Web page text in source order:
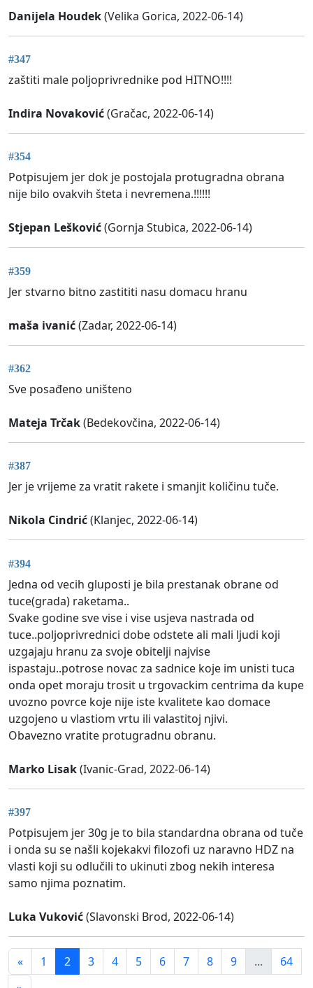
Danijela Houdek(Velika Gorica, 2022-06-14)
#347
zaštiti male poljoprivrednike pod HITNO!!!!
Indira Novaković(Gračac, 2022-06-14)
#354
Potpisujem jer dok je postojala protugradna obrana
nije bilo ovakvih šteta i nevremena.!!!!!!
Stjepan Lešković(Gornja Stubica, 2022-06-14)
#359
Jer stvarno bitno zastititi nasu domacu hranu
maša ivanić(Zadar, 2022-06-14)
#362
Sve posađeno uništeno
Mateja Trčak(Bedekovčina, 2022-06-14)
#387
Jer je vrijeme za vratit rakete i smanjit količinu tuče.
Nikola Cindrić(Klanjec, 2022-06-14)
#394
Jedna od vecih gluposti je bila prestanak obrane od
tuce(grada) raketama..
Svake godine sve vise i vise usjeva nastrada od
tuce..poljoprivrednici dobe odstete ali mali ljudi koji
uzgajaju hranu za svoje obitelji najvise
ispastaju..potrose novac za sadnice koje im unisti tuca
onda opet moraju trosit u trgovackim centrima da kupe
uvozno povrce koje nije iste kvalitete kao domace
uzgojeno u vlastiom vrtu ili valastitoj njivi.
Obavezno vratite protugradnu obranu.
Marko Lisak(Ivanic-Grad, 2022-06-14)
#397
Potpisujem jer 30g je to bila standardna obrana od tuče
i onda su se našli kojekakvi filozofi uz naravno HDZ na
vlasti koji su odlučili to ukinuti zbog nekih interesa
samo njima poznatim.
Luka Vuković(Slavonski Brod, 2022-06-14)
« 1 2 3 4 5 6 7 8 9 ...
64